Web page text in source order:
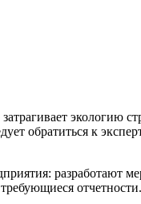
обратиться к
отчетности.